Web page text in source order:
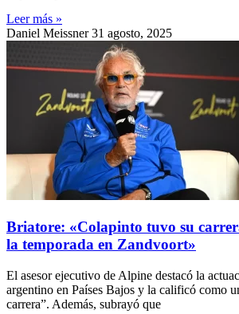
Leer más »
Daniel Meissner31 agosto, 2025
Briatore: «Colapinto tuvo su
la temporada en Zandvoort»
El asesor ejecutivo de Alpine destacó la
argentino en Países Bajos y la calificó como
carrera”. Además, subrayó que